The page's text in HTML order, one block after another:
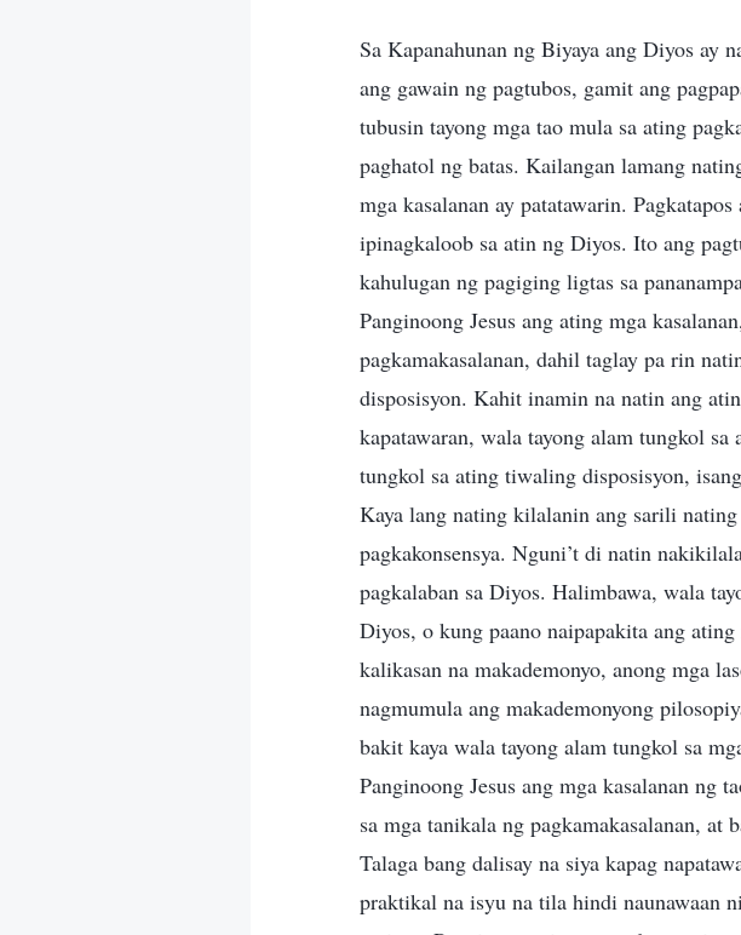
Sa Kapanahunan ng Biyaya ang Diyos ay
ang gawain ng pagtubos, gamit ang
tubusin tayong mga tao mula sa ating
paghatol ng batas. Kailangan lamang
mga kasalanan ay patatawarin.
ipinagkaloob sa atin ng Diyos. Ito ang
kahulugan ng pagiging ligtas sa
Panginoong Jesus ang ating mga
pagkamakasalanan, dahil taglay pa rin
disposisyon. Kahit inamin na natin ang
kapatawaran, wala tayong alam tungkol
tungkol sa ating tiwaling disposisyon,
Kaya lang nating kilalanin ang sarili nating
pagkakonsensya. Nguni’t di natin
pagkalaban sa Diyos. Halimbawa, wala
Diyos, o kung paano naipapakita ang
kalikasan na makademonyo, anong mga
nagmumula ang makademonyong
bakit kaya wala tayong alam tungkol sa
Panginoong Jesus ang mga kasalanan ng
sa mga tanikala ng pagkamakasalanan,
Talaga bang dalisay na siya kapag
praktikal na isyu na tila hindi naunawaan